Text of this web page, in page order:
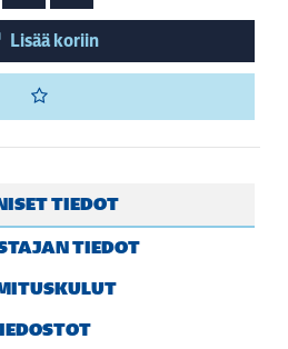
Lisää koriin
TIEDOT
TIEDOT